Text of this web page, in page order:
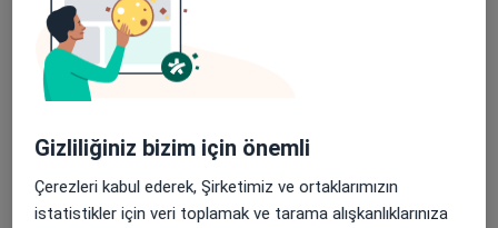
Uzm. Dr. Gökhan Özdemir
İç hastalıkları
Medicana Kadıköy Hastanesi
Gizliliğiniz bizim için önemli
Çerezleri kabul ederek, Şirketimiz ve ortaklarımızın
istatistikler için veri toplamak ve tarama alışkanlıklarınıza